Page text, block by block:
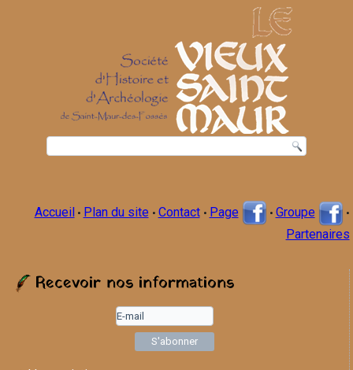
Accueil • Plan du site • Contact • Page • Groupe •
Partenaires
Recevoir nos informations